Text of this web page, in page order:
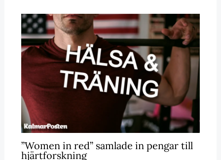
”Women in red” samlade in pengar till
hjärtforskning